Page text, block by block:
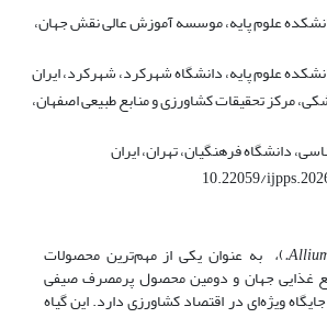
علوم پایه، موسسه آموزش عالی نقش جهان،
علوم پایه، دانشگاه شهرکرد، شهرکرد، ایران
مرکز تحقیقات کشاورزی و منابع طبیعی اصفهان،
دانشگاه فرهنگیان، تهران، ایران
10.22059/
.
)، به عنوان یکی از مهم‌ترین محصولات
غذایی جهان و دومین محصول پرمصرف صیفی
ویژه‌ای در اقتصاد کشاورزی دارد. این گیاه